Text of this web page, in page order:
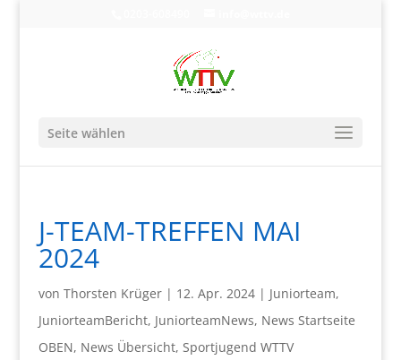
Seite wählen
J-TEAM-TREFFEN MAI
2024
von Thorsten Krüger| 12. Apr. 2024| Juniorteam,
JuniorteamBericht, JuniorteamNews, News Startseite
OBEN, News Übersicht, Sportjugend WTTV